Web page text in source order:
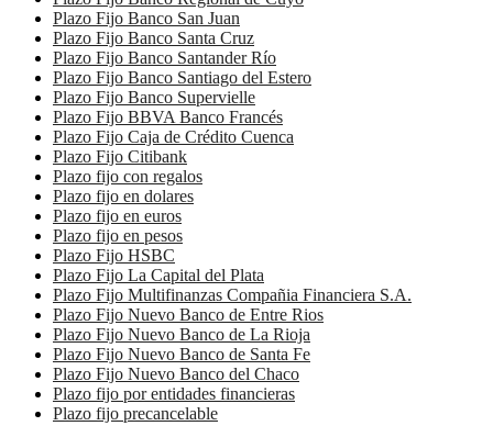
Plazo Fijo Banco San Juan
Plazo Fijo Banco Santa Cruz
Plazo Fijo Banco Santander Río
Plazo Fijo Banco Santiago del Estero
Plazo Fijo Banco Supervielle
Plazo Fijo BBVA Banco Francés
Plazo Fijo Caja de Crédito Cuenca
Plazo Fijo Citibank
Plazo fijo con regalos
Plazo fijo en dolares
Plazo fijo en euros
Plazo fijo en pesos
Plazo Fijo HSBC
Plazo Fijo La Capital del Plata
Plazo Fijo Multifinanzas Compañia Financiera S.A.
Plazo Fijo Nuevo Banco de Entre Rios
Plazo Fijo Nuevo Banco de La Rioja
Plazo Fijo Nuevo Banco de Santa Fe
Plazo Fijo Nuevo Banco del Chaco
Plazo fijo por entidades financieras
Plazo fijo precancelable